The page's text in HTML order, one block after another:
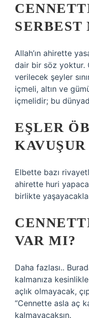
SERBEST
Allah’ın ahirette
dair bir söz yoktur.
verilecek şeyler
içmeli, altın ve
içmelidir; bu
EŞLER
KAVUŞUR
Elbette bazı
ahirette huri
birlikte
VAR MI?
Daha fazlası..
kalmanıza
açlık olmayacak,
“Cennette asla aç
kalmayacaksın.